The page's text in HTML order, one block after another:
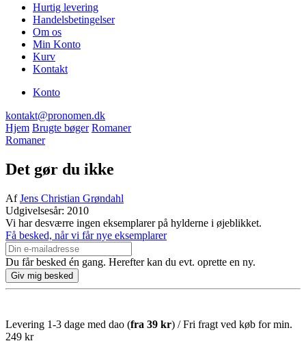
Hurtig levering
Handelsbetingelser
Om os
Min Konto
Kurv
Kontakt
Konto
kontakt@pronomen.dk
Hjem Brugte bøger Romaner
Romaner
Det gør du ikke
AfJens Christian Grøndahl
Udgivelsesår: 2010
Vi har desværre ingen eksemplarer på hylderne i øjeblikket.
Få besked, når vi får nye eksemplarer
Du får besked én gang. Herefter kan du evt. oprette en ny.
Levering 1-3 dage med dao (fra 39 kr) / Fri fragt ved køb for min.
249 kr